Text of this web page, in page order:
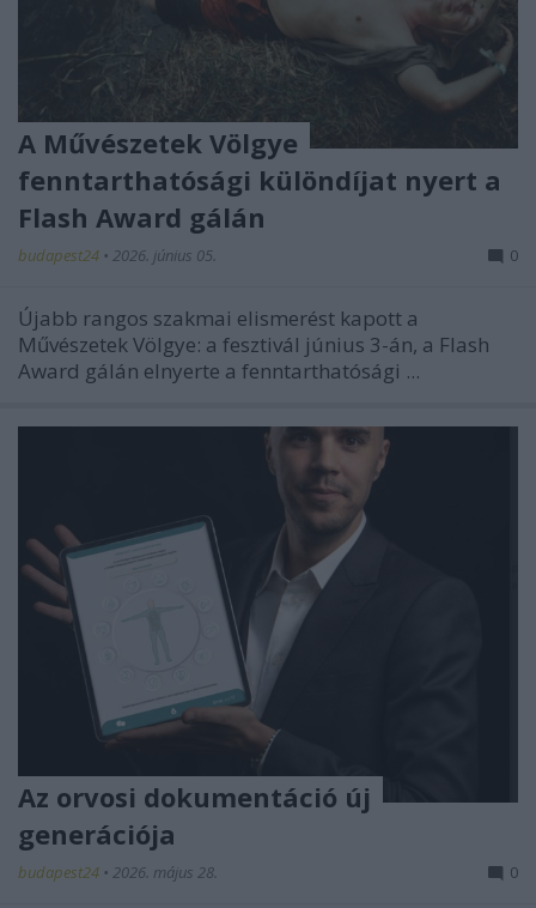
A Művészetek Völgye
fenntarthatósági különdíjat nyert a
Flash Award gálán
budapest24 • 2026. június 05. 0
Újabb rangos szakmai elismerést kapott a
Művészetek Völgye: a fesztivál június 3-án, a Flash
Award gálán elnyerte a fenntarthatósági ...
Az orvosi dokumentáció új
generációja
budapest24 • 2026. május 28. 0